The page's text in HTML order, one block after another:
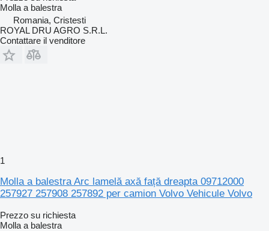
Molla a balestra
Romania, Cristesti
ROYAL DRU AGRO S.R.L.
Contattare il venditore
1
Molla a balestra Arc lamelă axă față dreapta 09712000
257927 257908 257892 per camion Volvo Vehicule Volvo
Prezzo su richiesta
Molla a balestra